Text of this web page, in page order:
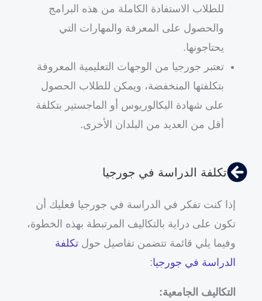
للطلاب الاستفادة الكاملة من هذه البرامج
والحصول على المعرفة والمهارات التي
يحتاجونها.
تعتبر جورجيا من الوجهات التعليمية المعروفة
بتكلفتها المنخفضة، ويمكن للطلاب الحصول
على شهادة البكالوريوس أو الماجستير بتكلفة
أقل من العديد من البلدان الأخرى.
تكلفة الدراسة في جورجيا
إذا كنت تفكر في الدراسة في جورجيا فعليك أن
تكون على دراية بالتكاليف المرتبطة بهذه الخطوة،
وفيما يلي قائمة تتضمن تفاصيل حول تكلفة
الدراسة في جورجيا:
التكاليف الجامعية: